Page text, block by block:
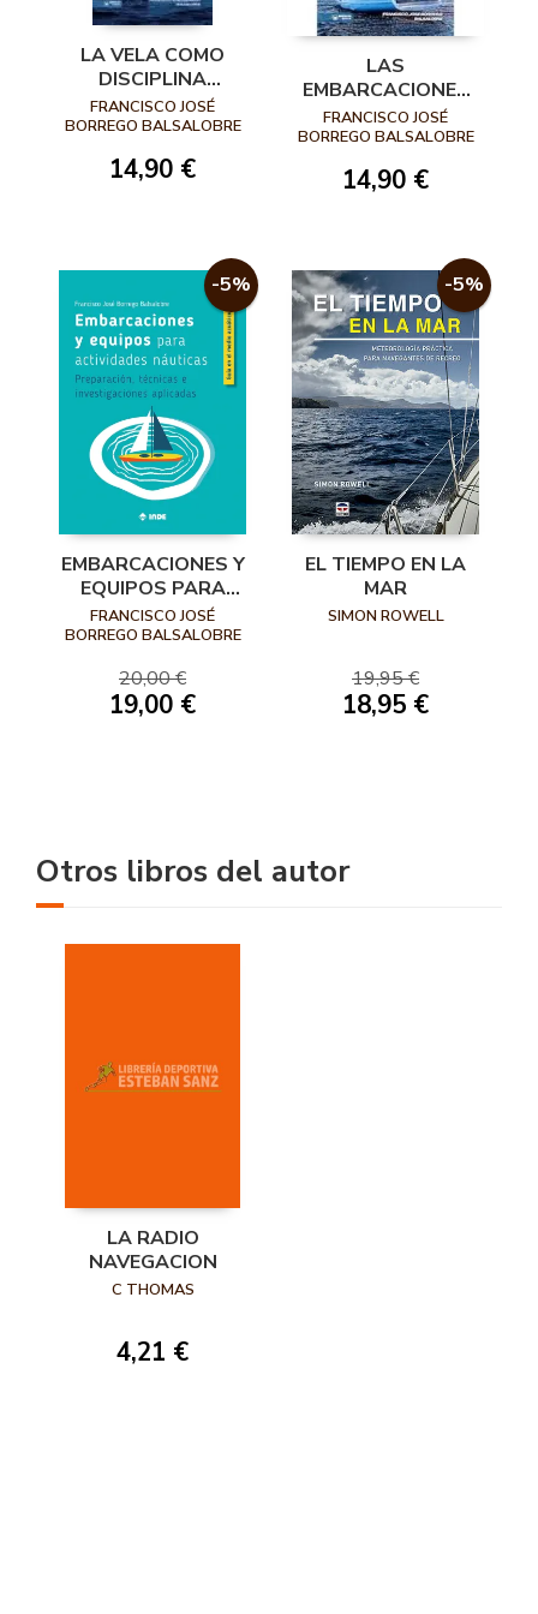
LA VELA COMO
DISCIPLINA
DEPORTIVA
DENTRO DEL
INTERNACIONAL
FRANCISCO JOSÉ
BORREGO BALSALOBRE
14,90 €
LAS
EMBARCACIONES
DEPORTIVAS DE
RECREO DENTRO
NÁUTICO
FRANCISCO JOSÉ
BORREGO BALSALOBRE
14,90 €
-5%
EMBARCACIONES Y
EQUIPOS PARA
ACTIVIDADES
NÁUTICAS
FRANCISCO JOSÉ
BORREGO BALSALOBRE
20,00 €
19,00 €
-5%
EL TIEMPO EN LA
MAR
SIMON ROWELL
19,95 €
18,95 €
Otros libros del autor
LA RADIO
NAVEGACION
C THOMAS
4,21 €